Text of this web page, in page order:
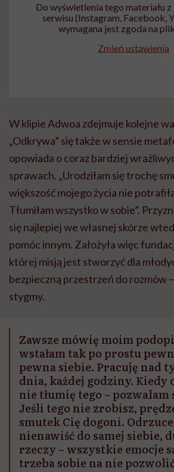
Do wyświetlenia tego materiału
serwisu (Instagram, Facebook,
wymagana jest zgoda na
Zmień ustawienia
W klipie Adwoa zdejmuje kolejne
„Odkrywa” się także w sensie
opowiada o coraz bardziej
sprawach. „Urodziłam się trochę
większość mojego życia nie
Tłumiłam wszystko w sobie”.
się najlepiej we własnej skórze
pomóc innym. Założyła więc
której misją jest stworzyć dla
bezpieczną przestrzeń do rozmów
stygmy.
Zawsze mówię moim
wstałam tak po prostu
pewna siebie. Pracuję nad
dnia, każdej godziny. Kiedy
nie tłumię tego – pozwalam
Jeśli tego nie zrobisz,
smutek Cię dogoni.
nienawiść do samej siebie,
rzeczy – wszystkie emocje
trzeba sobie na nie